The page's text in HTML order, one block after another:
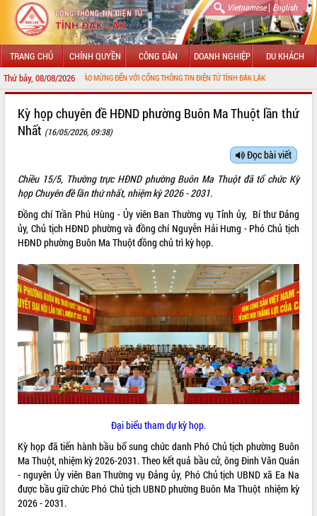
Vietnamese| English
TRANG CHỦ CHÍNH QUYỀN CÔNG DÂN DOANH NGHIỆP DU KHÁCH
Thứ bảy, 08/08/2026
CHÀO MỪNG ĐẾN VỚI CỔNG THÔNG TIN ĐIỆN TỬ TỈNH ĐẮK LẮK
LÃNH ĐẠO UBND TỈNH
SỞ, BAN, NGÀNH
UBND CÁC XÃ, PHƯỜNG
THÔNG TIN CHỈ ĐẠO ĐIỀU HÀNH
HỆ THỐNG VĂN BẢN
VĂN BẢN HĐND TỈNH
ĐIỂM TIN VĂN BẢN
QUY HOẠCH - KẾ HOẠCH
Kỳ họp chuyên đề HĐND phường Buôn Ma Thuột lần thứ
Nhất (16/05/2026, 09:38)
Đọc bài viết
Chiều 15/5, Thường trực HĐND phường Buôn Ma Thuột đã tổ chức Kỳ
họp Chuyên đề lần thứ nhất, nhiệm kỳ 2026 - 2031.
Đồng chí Trần Phú Hùng - Ủy viên Ban Thường vụ Tỉnh ủy, Bí thư Đảng
ủy, Chủ tịch HĐND phường và đồng chí Nguyễn Hải Hưng - Phó Chủ tịch
HĐND phường Buôn Ma Thuột đồng chủ trì kỳ họp.
Đại biểu tham dự kỳ họp.
Kỳ họp đã tiến hành bầu bổ sung chức danh Phó Chủ tịch phường Buôn
Ma Thuột, nhiệm kỳ 2026-2031. Theo kết quả bầu cử, ông Đinh Văn Quán
- nguyên Ủy viên Ban Thường vụ Đảng ủy, Phó Chủ tịch UBND xã Ea Na
được bầu giữ chức Phó Chủ tịch UBND phường Buôn Ma Thuột nhiệm kỳ
2026 - 2031.